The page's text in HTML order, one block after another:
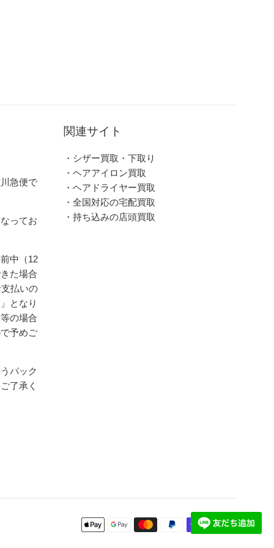
急便で
ってお
中（12
た場合
払いの
となり
の場合
予めご
パック
了承く
関連サイト
・シザー買取・下取り
・ヘアアイロン買取
・ヘアドライヤー買取
・全国対応の宅配買取
・持ち込みの店頭買取
お